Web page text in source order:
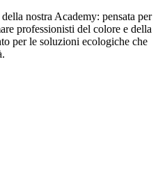
nostra Academy: pensata per
professionisti del colore e della
per le soluzioni ecologiche che